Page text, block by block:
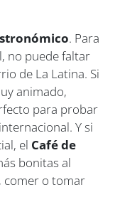
. Para
no puede faltar
de La Latina. Si
animado,
para probar
Y si
el Café de
bonitas al
comer o tomar